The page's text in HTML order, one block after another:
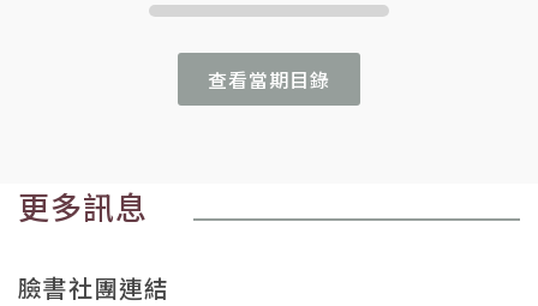
查看當期目錄
更多訊息
臉書社團連結